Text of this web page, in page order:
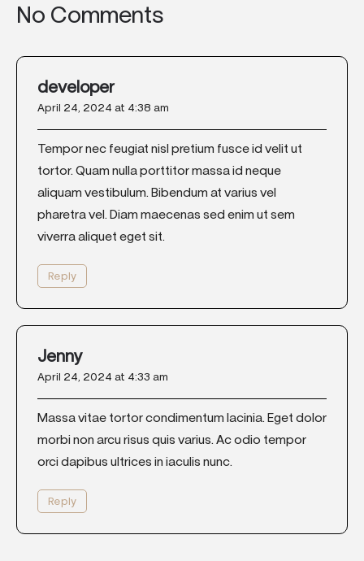
No Comments
developer
April 24, 2024 at 4:38 am
Tempor nec feugiat nisl pretium fusce id velit ut
tortor. Quam nulla porttitor massa id neque
aliquam vestibulum. Bibendum at varius vel
pharetra vel. Diam maecenas sed enim ut sem
viverra aliquet eget sit.
Reply
Jenny
April 24, 2024 at 4:33 am
Massa vitae tortor condimentum lacinia. Eget dolor
morbi non arcu risus quis varius. Ac odio tempor
orci dapibus ultrices in iaculis nunc.
Reply